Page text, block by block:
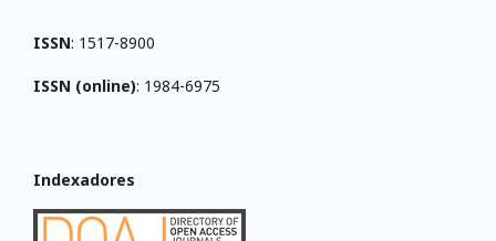
ISSN: 1517-8900
ISSN (online): 1984-6975
Indexadores